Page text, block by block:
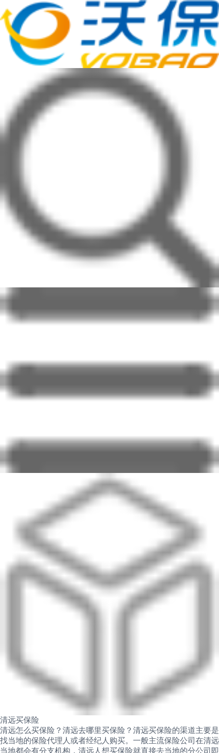
清远买保险
清远怎么买保险？清远去哪里买保险？清远买保险的渠道主要是
找当地的保险代理人或者经纪人购买。一般主流保险公司在清远
当地都会有分支机构，清远人想买保险就直接去当地的分公司即